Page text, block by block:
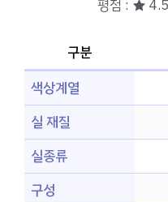
평점 : ★
구분
색상계열
실 재질
실종류
구성